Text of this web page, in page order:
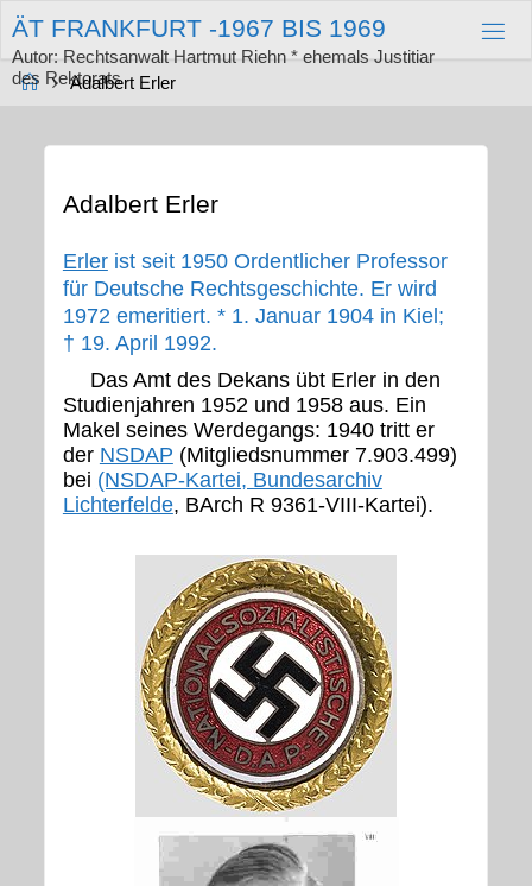
Inhalt
springen
ÄT FRANKFURT -1967 BIS 1969
Autor: Rechtsanwalt Hartmut Riehn * ehemals Justitiar
des Rektorats
StartAdalbert Erler
Adalbert Erler
Erlerist seit 1950 Ordentlicher Professor
für Deutsche Rechtsgeschichte. Er wird
1972 emeritiert. * 1. Januar 1904 in Kiel;
† 19. April 1992.
Das Amt des Dekans übt Erler in den
Studienjahren 1952 und 1958 aus. Ein
Makel seines Werdegangs: 1940 tritt er
der NSDAP (Mitgliedsnummer 7.903.499)
bei (NSDAP-Kartei, Bundesarchiv
Lichterfelde, BArch R 9361-VIII-Kartei).